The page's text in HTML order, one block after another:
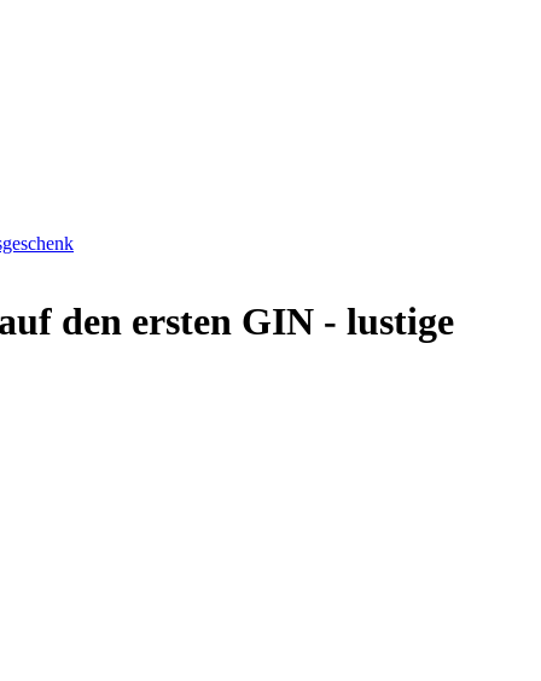
den ersten GIN - lustige